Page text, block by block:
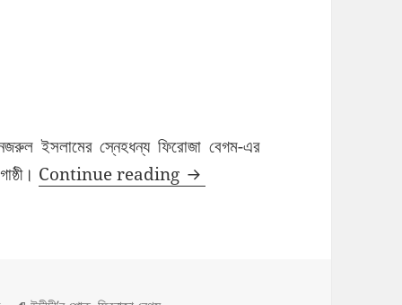
নজরুল ইসলামের স্নেহধন্য ফিরোজা বেগম-এর
Continue reading নজরুল সঙ্গীতের কালজয়ী শিল্পী